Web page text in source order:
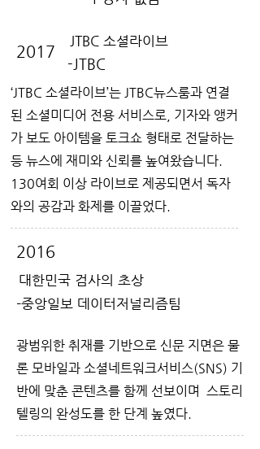
2017
-JTBC
JTBC 소셜라이브
‘JTBC 소셜라이브’는 JTBC뉴스룸과 연결
된 소셜미디어 전용 서비스로, 기자와 앵커
가 보도 아이템을 토크쇼 형태로 전달하는
등 뉴스에 재미와 신뢰를 높여왔습니다.
130여회 이상 라이브로 제공되면서 독자
와의 공감과 화제를 이끌었다.
2016
대한민국 검사의 초상
-중앙일보 데이터저널리즘팀
광범위한 취재를 기반으로 신문 지면은 물
론 모바일과 소셜네트워크서비스(SNS) 기
반에 맞춘 콘텐츠를 함께 선보이며 스토리
텔링의 완성도를 한 단계 높였다.